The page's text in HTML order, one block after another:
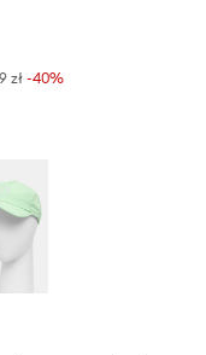
zł -40%